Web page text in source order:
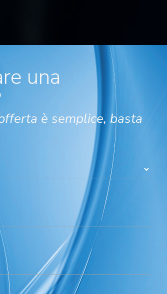
con il nostro
2026
una
è semplice, basta